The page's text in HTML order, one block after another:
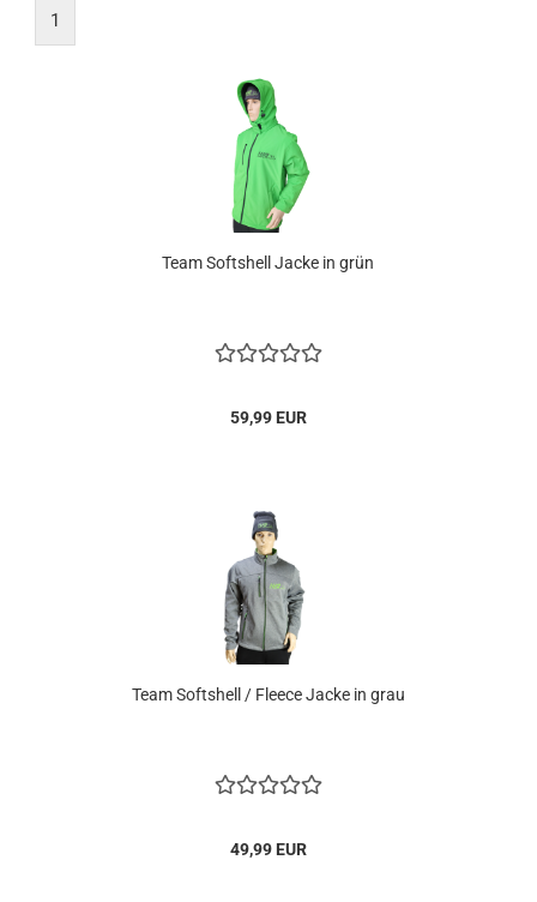
1
Team Softshell Jacke in grün
59,99 EUR
Team Softshell / Fleece Jacke in grau
49,99 EUR